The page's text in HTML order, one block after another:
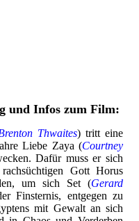
und Infos zum Film:
Thwaites) tritt eine
Liebe Zaya (Courtney
Dafür muss er sich
Gott Horus
um sich Set (Gerard
Finsternis, entgegen zu
mit Gewalt an sich